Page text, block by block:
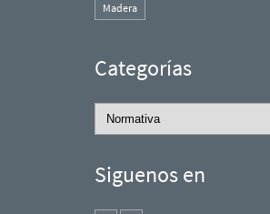
Madera
Categorías
Categorías
Siguenos en